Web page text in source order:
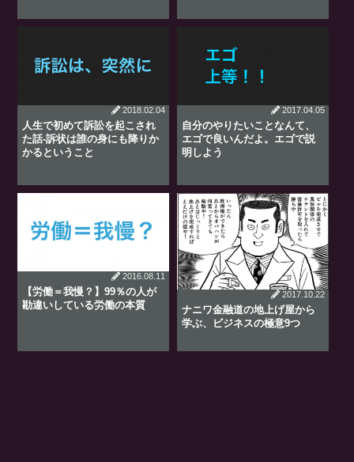
2018.02.04
人生で初めて訴訟を起こされ
た話-訴状は誰の身にも降りか
かるということ
2017.04.05
自分のやりたいことなんて、
エゴで良いんだよ。エゴで説
明しよう
2016.08.11
【労働＝我慢？】99％の人が
勘違いしている労働の本質
2017.10.22
ナニワ金融道の地上げ屋から
学ぶ、ビジネスの極意9つ